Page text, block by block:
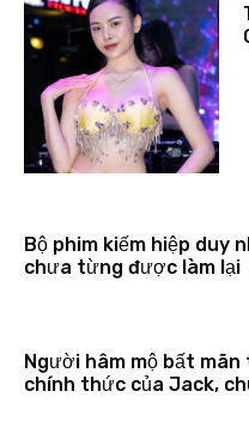
Bộ phim kiếm hiệp duy
chưa từng được làm lại
Người hâm mộ bất
chính thức của Jack,